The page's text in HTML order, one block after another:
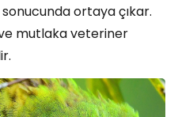
ortaya çıkar.
mutlaka veteriner